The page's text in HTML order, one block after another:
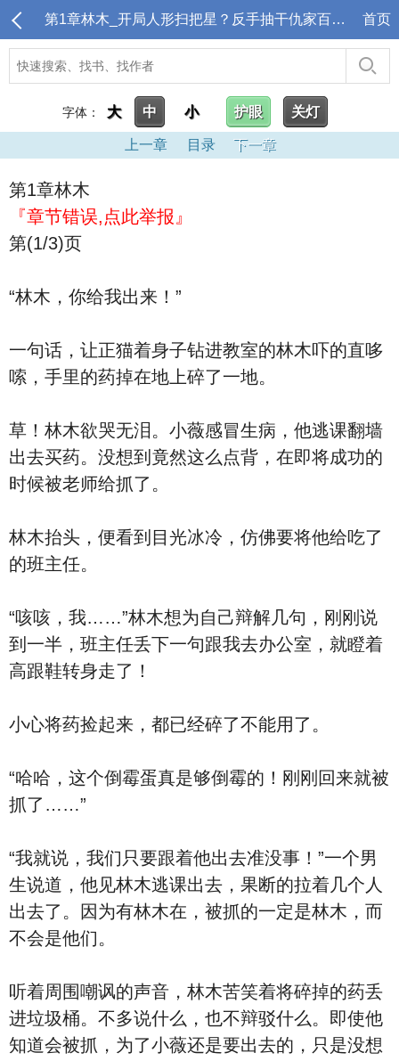
第1章林木_开局人形扫把星？反手抽干仇家百年财运！ 首页
字体： 大 中 小 护眼 关灯
上一章 目录 下一章
第1章林木
『章节错误,点此举报』
第(1/3)页
“林木，你给我出来！”
一句话，让正猫着身子钻进教室的林木吓的直哆
嗦，手里的药掉在地上碎了一地。
草！林木欲哭无泪。小薇感冒生病，他逃课翻墙
出去买药。没想到竟然这么点背，在即将成功的
时候被老师给抓了。
林木抬头，便看到目光冰冷，仿佛要将他给吃了
的班主任。
“咳咳，我……”林木想为自己辩解几句，刚刚说
到一半，班主任丢下一句跟我去办公室，就瞪着
高跟鞋转身走了！
小心将药捡起来，都已经碎了不能用了。
“哈哈，这个倒霉蛋真是够倒霉的！刚刚回来就被
抓了……”
“我就说，我们只要跟着他出去准没事！”一个男
生说道，他见林木逃课出去，果断的拉着几个人
出去了。因为有林木在，被抓的一定是林木，而
不会是他们。
听着周围嘲讽的声音，林木苦笑着将碎掉的药丢
进垃圾桶。不多说什么，也不辩驳什么。即使他
知道会被抓，为了小薇还是要出去的，只是没想